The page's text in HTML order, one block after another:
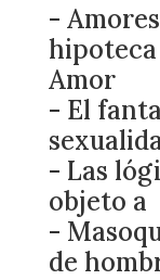
-
Amor
- El
- Las
objeto a
-
de